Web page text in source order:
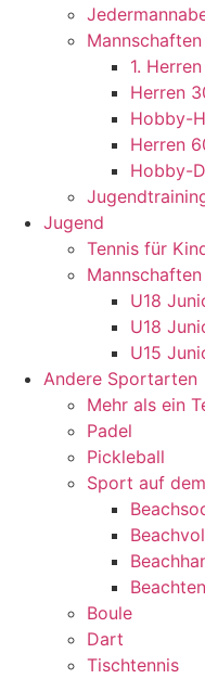
Mannschaften
1. Herren
Herren
Hobby-
Herren
Hobby-
Jugend
Tennis für
Mannschaften
U18
U18
U15
Andere Sportarten
Mehr als ein
Padel
Pickleball
Sport auf
Boule
Dart
Tischtennis